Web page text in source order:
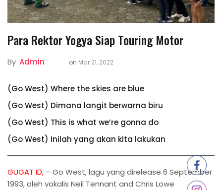
Para Rektor Yogya Siap Touring Motor
By Admin on Mar 21, 2022
(Go West) Where the skies are blue
(Go West) Dimana langit berwarna biru
(Go West) This is what we’re gonna do
(Go West) Inilah yang akan kita lakukan
GUGAT ID, – Go West, lagu yang direlease 6 September
1993, oleh vokalis Neil Tennant and Chris Lowe